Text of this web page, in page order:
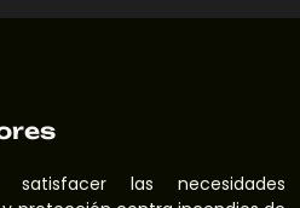
las necesidades